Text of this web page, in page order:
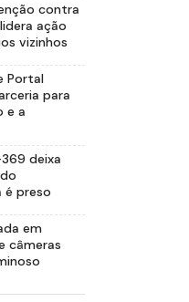
contra
ação
vizinhos
Portal
para
e a
deixa
é preso
em
câmeras